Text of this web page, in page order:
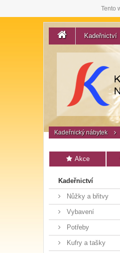
Tento
Kadeřnictví
Kadeřnický nábytek
Akce
Kadeřnictví
Nůžky a břitvy
Vybavení
Potřeby
Kufry a tašky